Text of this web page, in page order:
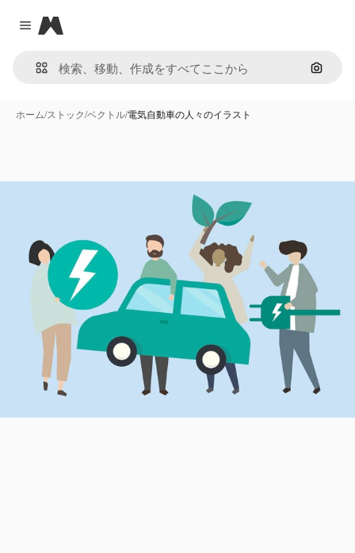
Close menu
Magnific
画像で
ホーム/ストック/ベクトル/電気自動車の人々のイラスト